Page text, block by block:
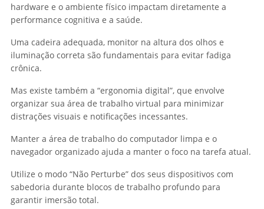
hardware e o ambiente físico impactam diretamente a
performance cognitiva e a saúde.
Uma cadeira adequada, monitor na altura dos olhos e
iluminação correta são fundamentais para evitar fadiga
crônica.
Mas existe também a “ergonomia digital”, que envolve
organizar sua área de trabalho virtual para minimizar
distrações visuais e notificações incessantes.
Manter a área de trabalho do computador limpa e o
navegador organizado ajuda a manter o foco na tarefa atual.
Utilize o modo “Não Perturbe” dos seus dispositivos com
sabedoria durante blocos de trabalho profundo para
garantir imersão total.